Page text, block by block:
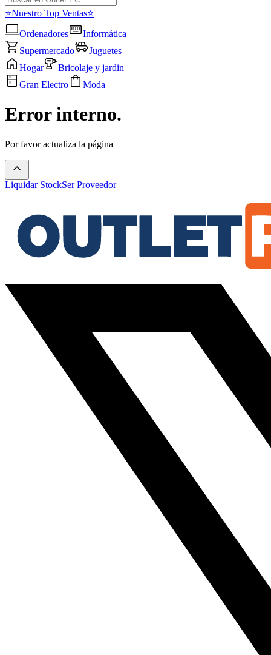
⭐Nuestro Top Ventas⭐
Ordenadores
Informática
Supermercado
Juguetes
Hogar
Bricolaje y jardin
Gran Electro
Moda
Error interno.
Por favor actualiza la página
Liquidar StockSer Proveedor